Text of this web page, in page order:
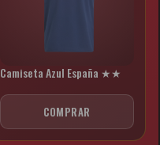
Camiseta Azul España ★★
COMPRAR